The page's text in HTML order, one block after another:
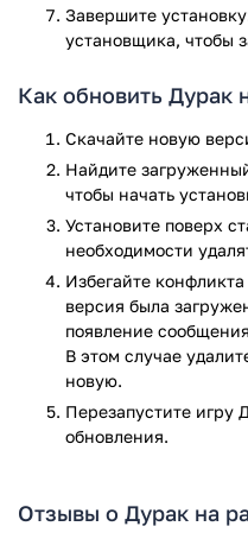
Отличный выбор для тех,
повеселиться без
VirusTotal. В результате
сигнатурам заражения
Завершите
установщика, чтобы
Как обновить Дурак
Скачайте новую
Найдите
чтобы начать
Установите поверх
необходимости
Избегайте
версия была
появление
В этом случае
новую.
Перезапустите игру
обновления.
Отзывы о Дурак на